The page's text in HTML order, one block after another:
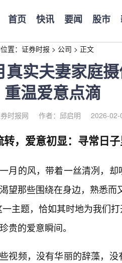
首页 快讯 要闻 股市
置： 证券时报 > 公司 > 正文
真实夫妻家庭
重温爱意点滴
时报网 作者：邱启明 2026-02-
转，爱意初显：寻常日
月的风，带着一丝清冽，
望那些围绕在身边，熟悉而
一主题，恰如其时地为我们
贵的爱意瞬间。
视频，没有华丽的辞藻，